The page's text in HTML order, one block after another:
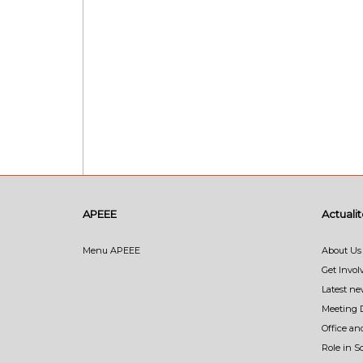
APEEE
Menu APEEE
About Us
Get
Latest
Meeting
Office
Role in